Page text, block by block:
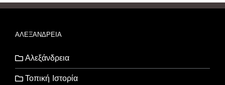
ΑΛΕΞΑΝΔΡΕΙΑ
Αλεξάνδρεια
Τοπική Ιστορία